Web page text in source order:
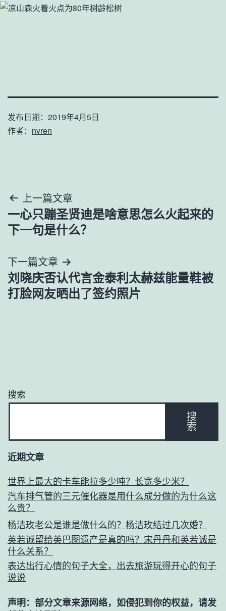
发布日期： 2019年4月5日
作者： nvren
文
章
航
上一篇文章
一心只蹦圣贤迪是啥意思怎么火起来的
下一句是什么？
下一篇文章
刘晓庆否认代言金泰利太赫兹能量鞋被
打脸网友晒出了签约照片
搜索
搜
索
近期文章
世界上最大的卡车能拉多少吨？长宽多少米？
汽车排气管的三元催化器是用什么成分做的为什么这
么贵？
杨洁玫老公是谁是做什么的？杨洁玫结过几次婚？
英若诚留给英巴图遗产是真的吗？宋丹丹和英若诚是
什么关系？
表达出行心情的句子大全，出去旅游玩得开心的句子
说说
声明：部分文章来源网络，如侵犯到你的权益，请发